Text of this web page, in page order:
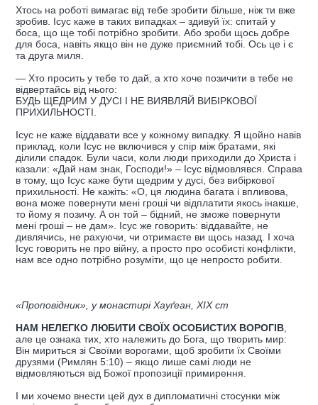
Хтось на роботі вимагає від тебе зробити більше, ніж ти вже
зробив. Ісус каже в таких випадках – здивуй їх: спитай у
боса, що ще тобі потрібно зробити. Або зроби щось добре
для боса, навіть якщо він не дуже приємний тобі. Ось це і є
та друга миля.
— Хто просить у тебе то дай, а хто хоче позичити в тебе не
відвертайсь від нього:
БУДЬ ЩЕДРИМ У ДУСІ І НЕ ВИЯВЛЯЙ ВИБІРКОВОЇ
ПРИХИЛЬНОСТІ.
Ісус не каже віддавати все у кожному випадку. Я щойно навів
приклад, коли Ісус не включився у спір між братами, які
ділили спадок. Були часи, коли люди приходили до Христа і
казали: «Дай нам знак, Господи!» – Ісус відмовлявся. Справа
в тому, що Ісус каже бути щедрим у дусі, без вибіркової
прихильності. Не кажіть: «О, ця людина багата і впливова,
вона може повернути мені гроші чи відплатити якось інакше,
то йому я позичу. А он той – бідний, не зможе повернути
мені гроші – не дам». Ісус же говорить: віддавайте, не
дивлячись, не рахуючи, чи отримаєте ви щось назад. І хоча
Ісус говорить не про війну, а просто про особисті конфлікти,
нам все одно потрібно розуміти, що це непросто робити.
«Проповідник», у монастирі Хауґеан, ХІХ ст
НАМ НЕЛЕГКО ЛЮБИТИ СВОЇХ ОСОБИСТИХ ВОРОГІВ
але це ознака тих, хто належить до Бога, що творить мир:
Він мириться зі Своїми ворогами, щоб зробити їх Своїми
друзями (Римлян 5:10) – якщо лише самі люди не
відмовляються від Божої пропозиції примирення.
І ми хочемо внести цей дух в дипломатичні стосунки між